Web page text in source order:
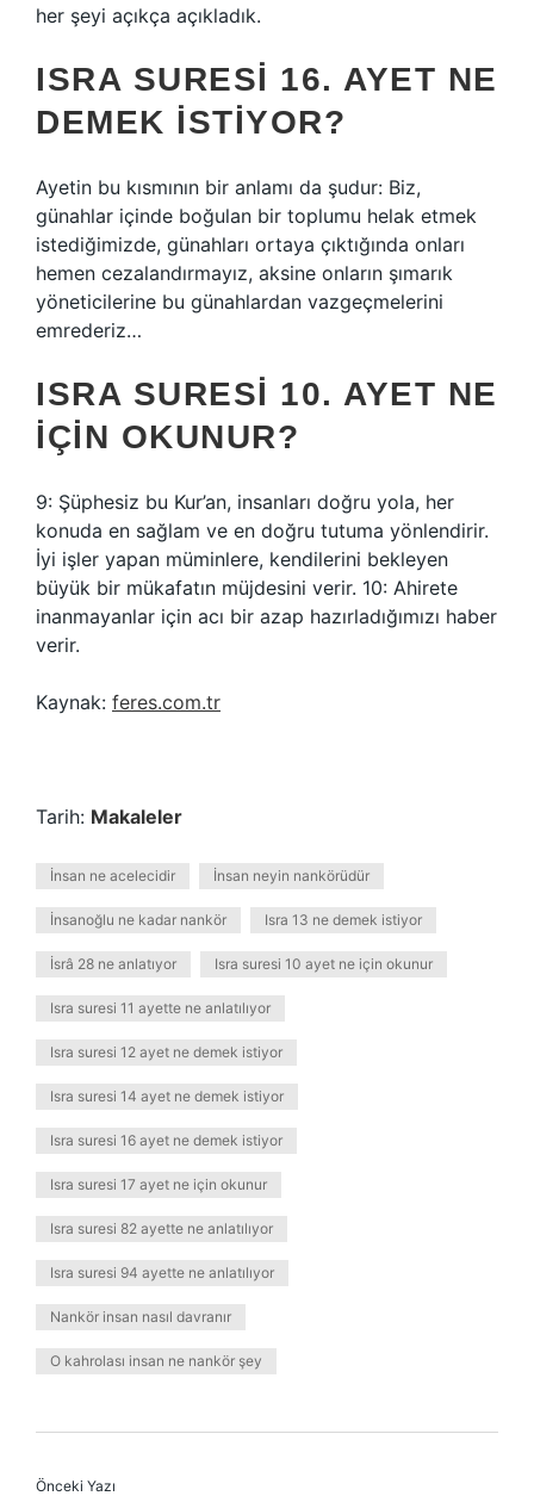
her şeyi açıkça açıkladık.
ISRA SURESI 16. AYET NE
DEMEK ISTIYOR?
Ayetin bu kısmının bir anlamı da şudur: Biz,
günahlar içinde boğulan bir toplumu helak etmek
istediğimizde, günahları ortaya çıktığında onları
hemen cezalandırmayız, aksine onların şımarık
yöneticilerine bu günahlardan vazgeçmelerini
emrederiz…
ISRA SURESI 10. AYET NE
IÇIN OKUNUR?
9: Şüphesiz bu Kur’an, insanları doğru yola, her
konuda en sağlam ve en doğru tutuma yönlendirir.
İyi işler yapan müminlere, kendilerini bekleyen
büyük bir mükafatın müjdesini verir. 10: Ahirete
inanmayanlar için acı bir azap hazırladığımızı haber
verir.
Kaynak: feres.com.tr
Tarih: Makaleler
İnsan ne acelecidir İnsan neyin nankörüdür
İnsanoğlu ne kadar nankör Isra 13 ne demek istiyor
İsrâ 28 ne anlatıyor Isra suresi 10 ayet ne için okunur
Isra suresi 11 ayette ne anlatılıyor
Isra suresi 12 ayet ne demek istiyor
Isra suresi 14 ayet ne demek istiyor
Isra suresi 16 ayet ne demek istiyor
Isra suresi 17 ayet ne için okunur
Isra suresi 82 ayette ne anlatılıyor
Isra suresi 94 ayette ne anlatılıyor
Nankör insan nasıl davranır
O kahrolası insan ne nankör şey
Önceki Yazı